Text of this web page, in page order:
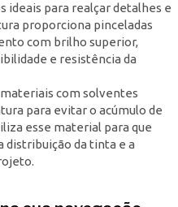
ideais para realçar detalhes e
proporciona pinceladas
com brilho superior,
e resistência da
com solventes
para evitar o acúmulo de
esse material para que
da tinta e a